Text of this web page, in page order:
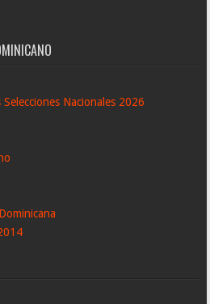
Nacionales 2026